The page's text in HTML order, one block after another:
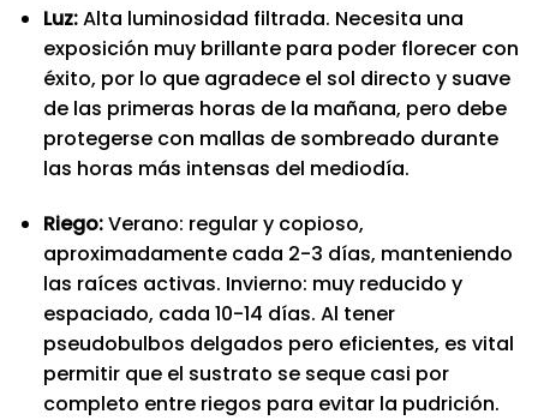
Luz:Alta luminosidad filtrada. Necesita una
exposición muy brillante para poder florecer con
éxito, por lo que agradece el sol directo y suave
de las primeras horas de la mañana, pero debe
protegerse con mallas de sombreado durante
las horas más intensas del mediodía.
Riego:Verano: regular y copioso,
aproximadamente cada 2-3 días, manteniendo
las raíces activas. Invierno: muy reducido y
espaciado, cada 10-14 días. Al tener
pseudobulbos delgados pero eficientes, es vital
permitir que el sustrato se seque casi por
completo entre riegos para evitar la pudrición.